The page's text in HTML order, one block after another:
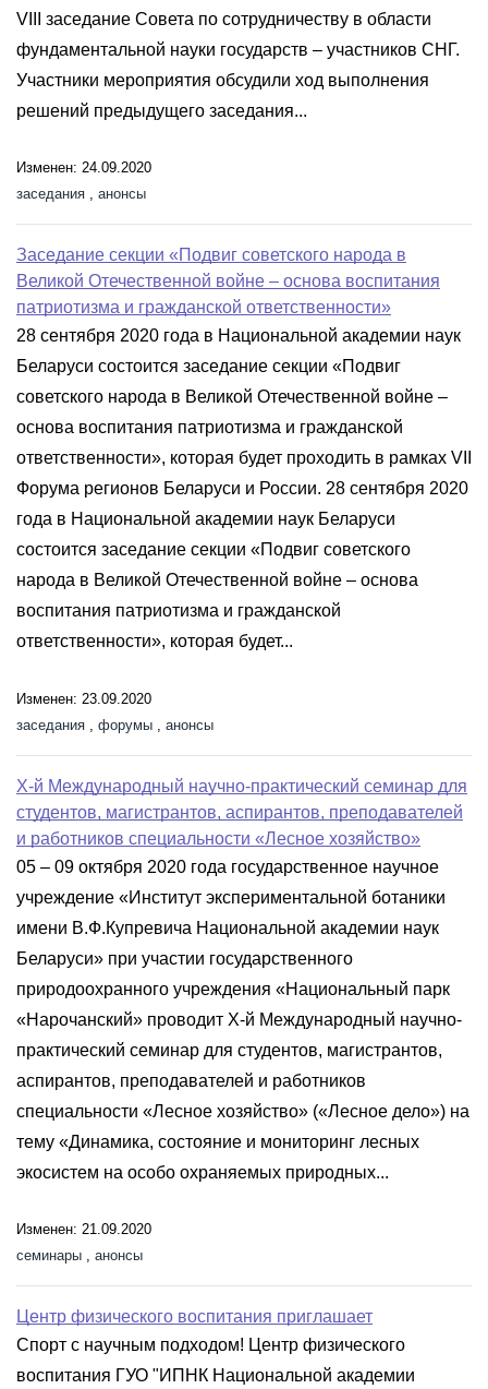
VIII заседание Совета по сотрудничеству в области
фундаментальной науки государств – участников СНГ.
Участники мероприятия обсудили ход выполнения
решений предыдущего заседания...
Изменен: 24.09.2020
заседания , анонсы
Заседание секции «Подвиг советского народа в
Великой Отечественной войне – основа воспитания
патриотизма и гражданской ответственности»
28 сентября 2020 года в Национальной академии наук
Беларуси состоится заседание секции «Подвиг
советского народа в Великой Отечественной войне –
основа воспитания патриотизма и гражданской
ответственности», которая будет проходить в рамках VII
Форума регионов Беларуси и России. 28 сентября 2020
года в Национальной академии наук Беларуси
состоится заседание секции «Подвиг советского
народа в Великой Отечественной войне – основа
воспитания патриотизма и гражданской
ответственности», которая будет...
Изменен: 23.09.2020
заседания
форумы анонсы
X-й Международный научно-практический семинар для
студентов, магистрантов, аспирантов, преподавателей
и работников специальности «Лесное хозяйство»
05 – 09 октября 2020 года государственное научное
учреждение «Институт экспериментальной ботаники
имени В.Ф.Купревича Национальной академии наук
Беларуси» при участии государственного
природоохранного учреждения «Национальный парк
«Нарочанский» проводит X-й Международный научно-
практический семинар для студентов, магистрантов,
аспирантов, преподавателей и работников
специальности «Лесное хозяйство» («Лесное дело») на
тему «Динамика, состояние и мониторинг лесных
экосистем на особо охраняемых природных...
Изменен: 21.09.2020
семинары , анонсы
Центр физического воспитания приглашает
Спорт с научным подходом! Центр физического
воспитания ГУО "ИПНК Национальной академии